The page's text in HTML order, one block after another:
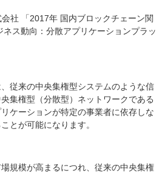
社 「2017年 国内ブロックチェーン関
ス動向：分散アプリケーションプラッ
従来の中央集権型システムのような信
集権型（分散型）ネットワークである
ケーションが特定の事業者に依存しな
とが可能になります。
規模が高まるにつれ、従来の中央集権